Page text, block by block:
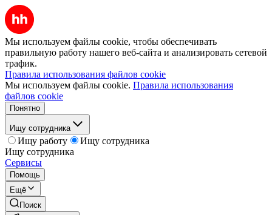
Мы используем файлы cookie, чтобы обеспечивать
правильную работу нашего веб-сайта и анализировать сетевой
трафик.
Правила использования файлов cookie
Мы используем файлы cookie. Правила использования
файлов cookie
Понятно
Ищу сотрудника
Ищу работу
Ищу сотрудника
Ищу сотрудника
Сервисы
Помощь
Ещё
Поиск